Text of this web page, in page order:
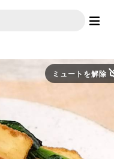
ミュートを解除